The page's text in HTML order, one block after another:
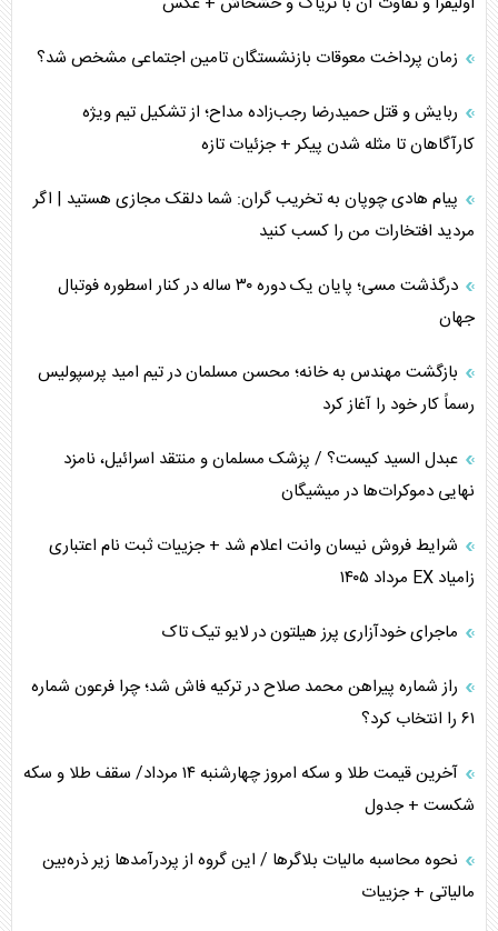
پشت‌پرده خشم ترامپ از رسانه‌های منتقد
چگونه مقاومت صحنه جنگ را تغییر می‌دهد؟
جنگ رمضان و معضل حضور نظامیان آمریکایی
تحلیل جامع پدیده تراستی‌ها
تأثیر جنگ ایران و آمریکا بر اقتصاد جهانی
تخریب پل‌ها در اوکراین و فروپاشی روایت دوگانه غرب
زمان پرداخت معوقات بازنشستگان تامین اجتماعی مشخص شد؟
ربایش و قتل حمیدرضا رجب‌زاده مداح؛ از تشکیل تیم ویژه
کارآگاهان تا مثله شدن پیکر + جزئیات تازه
پیام هادی چوپان به تخریب گران: شما دلقک مجازی هستید | اگر
مردید افتخارات من را کسب کنید
درگذشت مسی؛ پایان یک دوره ۳۰ ساله در کنار اسطوره فوتبال
جهان
بازگشت مهندس به خانه؛ محسن مسلمان در تیم امید پرسپولیس
رسماً کار خود را آغاز کرد
عبدل السید کیست؟ / پزشک مسلمان و منتقد اسرائیل، نامزد
نهایی دموکرات‌ها در میشیگان
شرایط فروش نیسان وانت اعلام شد + جزییات ثبت نام اعتباری
زامیاد EX مرداد ۱۴۰۵
ماجرای خودآزاری پرز هیلتون در لایو تیک تاک
راز شماره پیراهن محمد صلاح در ترکیه فاش شد؛ چرا فرعون شماره
۶۱ را انتخاب کرد؟
آخرین قیمت طلا و سکه امروز چهارشنبه ۱۴ مرداد/ سقف طلا و سکه
شکست + جدول
نحوه محاسبه مالیات بلاگر‌ها / این گروه از پردرآمد‌ها زیر ذره‌بین
مالیاتی + جزییات